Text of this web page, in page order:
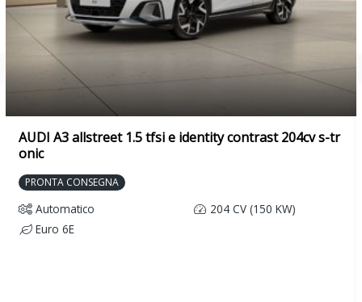
AUDI A3 allstreet 1.5 tfsi e identity contrast 204cv s-tr
onic
PRONTA CONSEGNA
Automatico
204 CV (150 KW)
Euro 6E